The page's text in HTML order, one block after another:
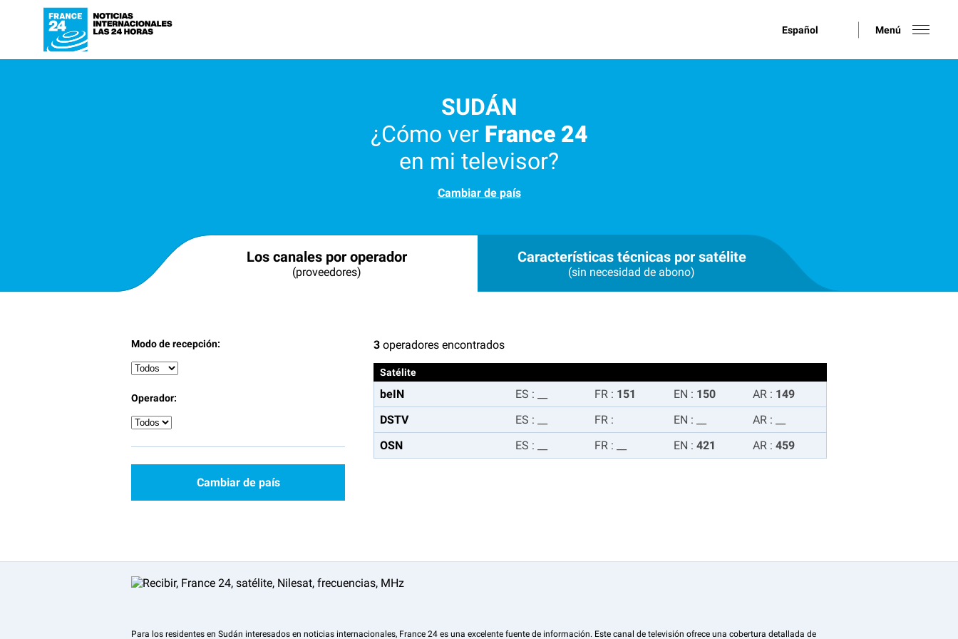
Español Menú
SUDÁN
¿Cómo ver France 24
en mi televisor?
Cambiar de país
Los canales por operador
(proveedores)
Características técnicas por satélite
(sin necesidad de abono)
Modo de recepción:
Operador:
Cambiar de país
3 operadores encontrados
Satélite
beIN ES : FR : 151 EN : 150 AR : 149
DSTV
ES : FR : EN : AR :
OSN
ES : FR : EN : 421 AR : 459
Para los residentes en Sudán interesados en noticias internacionales, France 24 es una excelente fuente de información. Este canal de televisión ofrece una cobertura detallada de